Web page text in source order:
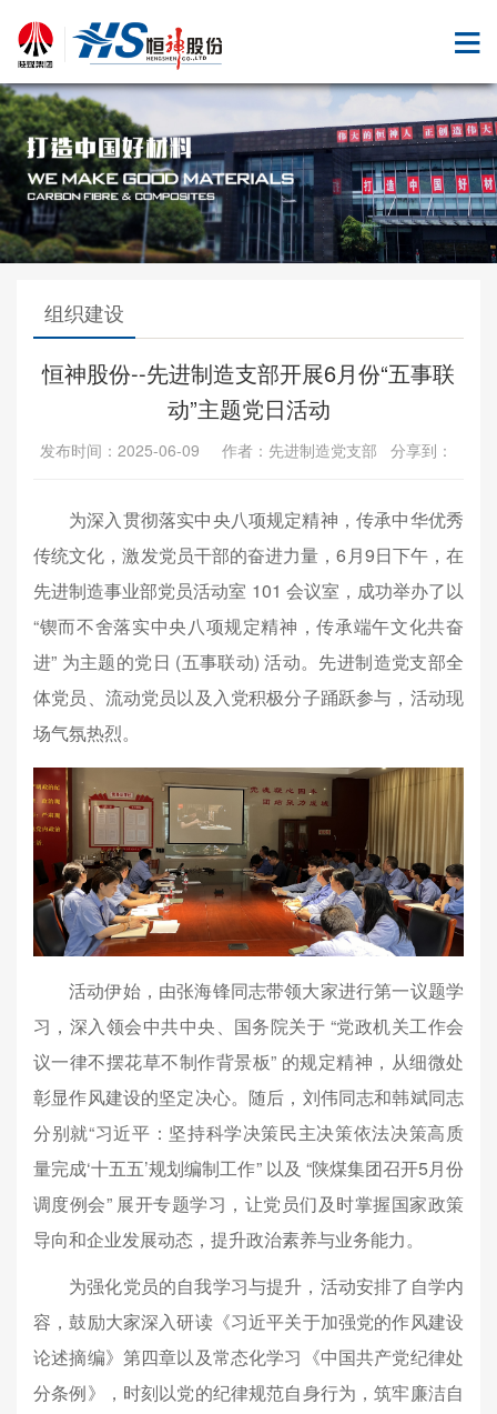
组织建设
恒神股份--先进制造支部开展6月份“五事联
动”主题党日活动
发布时间：2025-06-09 作者：先进制造党支部 分享到：
为深入贯彻落实中央八项规定精神，传承中华优秀
传统文化，激发党员干部的奋进力量，6月9日下午，在
先进制造事业部党员活动室 101 会议室，成功举办了以
“锲而不舍落实中央八项规定精神，传承端午文化共奋
进” 为主题的党日 (五事联动) 活动。先进制造党支部全
体党员、流动党员以及入党积极分子踊跃参与，活动现
场气氛热烈。
活动伊始，由张海锋同志带领大家进行第一议题学
习，深入领会中共中央、国务院关于 “党政机关工作会
议一律不摆花草不制作背景板” 的规定精神，从细微处
彰显作风建设的坚定决心。随后，刘伟同志和韩斌同志
分别就“习近平：坚持科学决策民主决策依法决策高质
量完成‘十五五’规划编制工作” 以及 “陕煤集团召开5月份
调度例会” 展开专题学习，让党员们及时掌握国家政策
导向和企业发展动态，提升政治素养与业务能力。
为强化党员的自我学习与提升，活动安排了自学内
容，鼓励大家深入研读《习近平关于加强党的作风建设
论述摘编》第四章以及常态化学习《中国共产党纪律处
分条例》，时刻以党的纪律规范自身行为，筑牢廉洁自